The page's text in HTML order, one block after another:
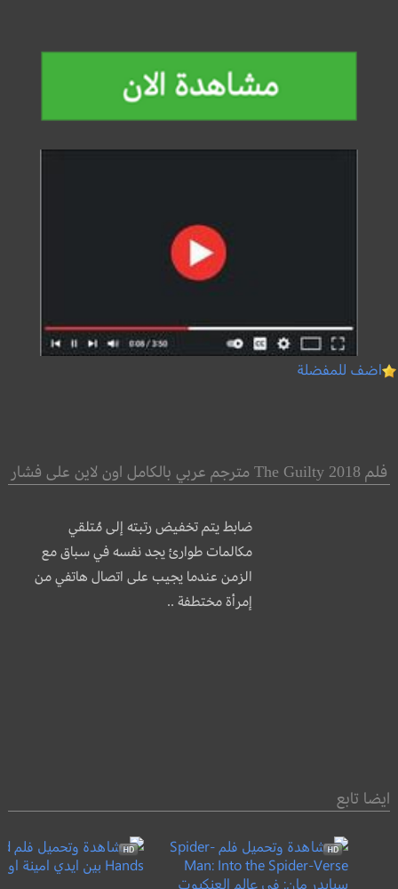
اضف للمفضلة
فلم The Guilty 2018 مترجم عربي بالكامل اون لاين على فشار
ضابط يتم تخفيض رتبته إلى مُتلقي
مكالمات طوارئ يجد نفسه في سباق مع
الزمن عندما يجيب على اتصال هاتفي من
إمرأة مختطفة ..
ايضا تابع